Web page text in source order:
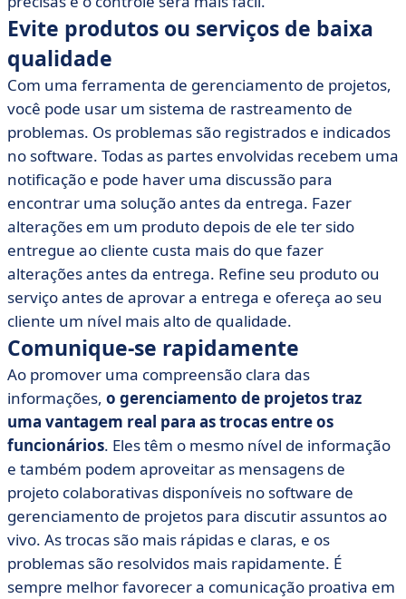
Evite produtos ou serviços de baixa
qualidade
Com uma ferramenta de gerenciamento de projetos,
você pode usar um sistema de rastreamento de
problemas. Os problemas são registrados e indicados
no software. Todas as partes envolvidas recebem uma
notificação e pode haver uma discussão para
encontrar uma solução antes da entrega. Fazer
alterações em um produto depois de ele ter sido
entregue ao cliente custa mais do que fazer
alterações antes da entrega. Refine seu produto ou
serviço antes de aprovar a entrega e ofereça ao seu
cliente um nível mais alto de qualidade.
Comunique-se rapidamente
Ao promover uma compreensão clara das
informações, o gerenciamento de projetos traz
uma vantagem real para as trocas entre os
funcionários. Eles têm o mesmo nível de informação
e também podem aproveitar as mensagens de
projeto colaborativas disponíveis no software de
gerenciamento de projetos para discutir assuntos ao
vivo. As trocas são mais rápidas e claras, e os
problemas são resolvidos mais rapidamente. É
sempre melhor favorecer a comunicação proativa em